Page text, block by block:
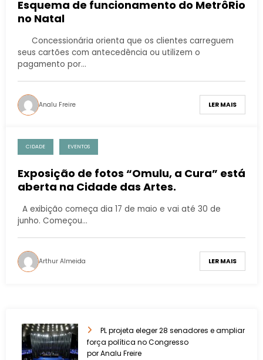
Esquema de funcionamento do MetrôRio
no Natal
Concessionária orienta que os clientes carreguem
seus cartões com antecedência ou utilizem o
pagamento por…
Analu Freire LER MAIS
CIDADE EVENTOS
Exposição de fotos “Omulu, a Cura” está
aberta na Cidade das Artes.
A exibição começa dia 17 de maio e vai até 30 de
junho. Começou…
Arthur Almeida LER MAIS
PL projeta eleger 28 senadores e ampliar
força política no Congresso
por Analu Freire